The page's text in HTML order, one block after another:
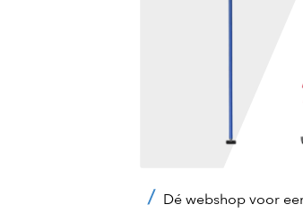
Dé webshop voor